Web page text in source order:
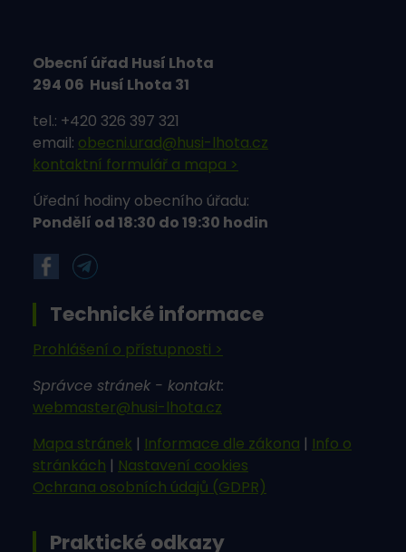
Obecní úřad Husí Lhota
294 06 Husí Lhota 31
tel.: +420 326 397 321
email: obecni.urad@husi-lhota.cz
kontaktní formulář a mapa >
Úřední hodiny obecního úřadu:
Pondělí od 18:30 do 19:30 hodin
Technické informace
Prohlášení o přístupnosti >
Správce stránek - kontakt:
webmaster@husi-lhota.cz
Mapa stránek | Informace dle zákona | Info o
stránkách | Nastavení cookies
Ochrana osobních údajů (GDPR)
Praktické odkazy